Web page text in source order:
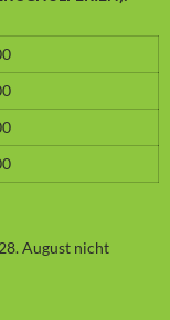
August nicht